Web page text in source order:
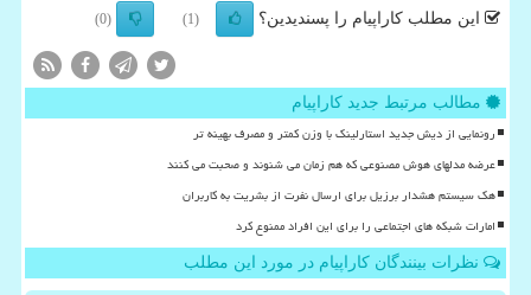
این مطلب کاراپیام را پسندیدین؟ (1)
(0)
مطالب مرتبط جدید کاراپیام
رونمایی از دیش جدید استارلینک با وزن کمتر و مصرف بهینه تر
عرضه مدلهای هوش مصنوعی که هم زمان می شنوند و صحبت می کنند
هک سیستم هشدار برزیل برای ارسال نفرت از بشریت به کاربران
امارات شبکه های اجتماعی را برای این افراد ممنوع کرد
نظرات بینندگان کاراپیام در مورد این مطلب